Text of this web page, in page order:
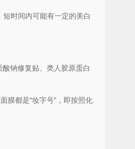
短时间内可能有一定的美白
钠修复贴、类人胶原蛋白
膜都是“妆字号”，即按照化